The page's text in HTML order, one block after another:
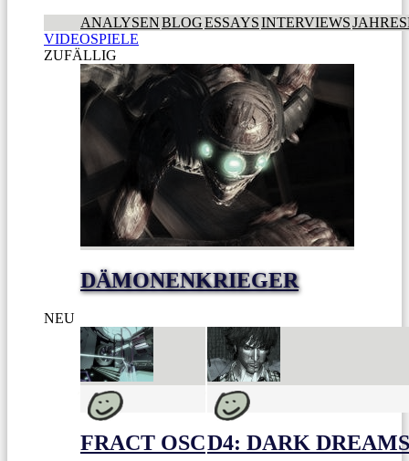
ANALYSENBLOGESSAYSINTERVIEWS
VIDEOSPIELE
ZUFÄLLIG
DÄMONENKRIEGER
NEU
FRACT OSCD4: DARK